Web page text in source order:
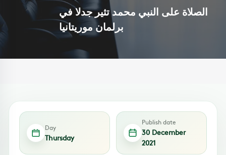
الصلاة على النبي محمد تثير جدلا في
برلمان موريتانيا
Day
Thursday
Publish date
30 December
2021